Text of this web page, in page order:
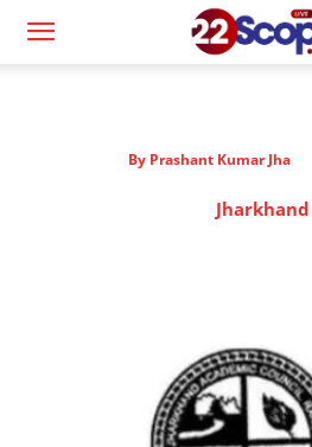
By Prashant Kumar Jha
Jharkhand